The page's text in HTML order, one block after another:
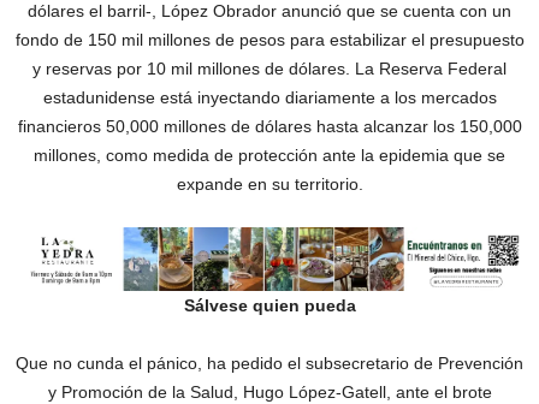
dólares el barril-, López Obrador anunció que se cuenta con un
fondo de 150 mil millones de pesos para estabilizar el presupuesto
y reservas por 10 mil millones de dólares. La Reserva Federal
estadunidense está inyectando diariamente a los mercados
financieros 50,000 millones de dólares hasta alcanzar los 150,000
millones, como medida de protección ante la epidemia que se
expande en su territorio.
Sálvese quien pueda
Que no cunda el pánico, ha pedido el subsecretario de Prevención
y Promoción de la Salud, Hugo López-Gatell, ante el brote